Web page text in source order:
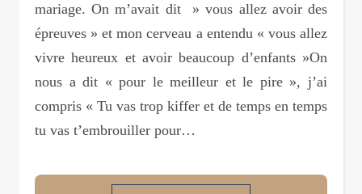
mariage. On m’avait dit » vous allez avoir des
épreuves » et mon cerveau a entendu « vous allez
vivre heureux et avoir beaucoup d’enfants »On
nous a dit « pour le meilleur et le pire », j’ai
compris « Tu vas trop kiffer et de temps en temps
tu vas t’embrouiller pour…